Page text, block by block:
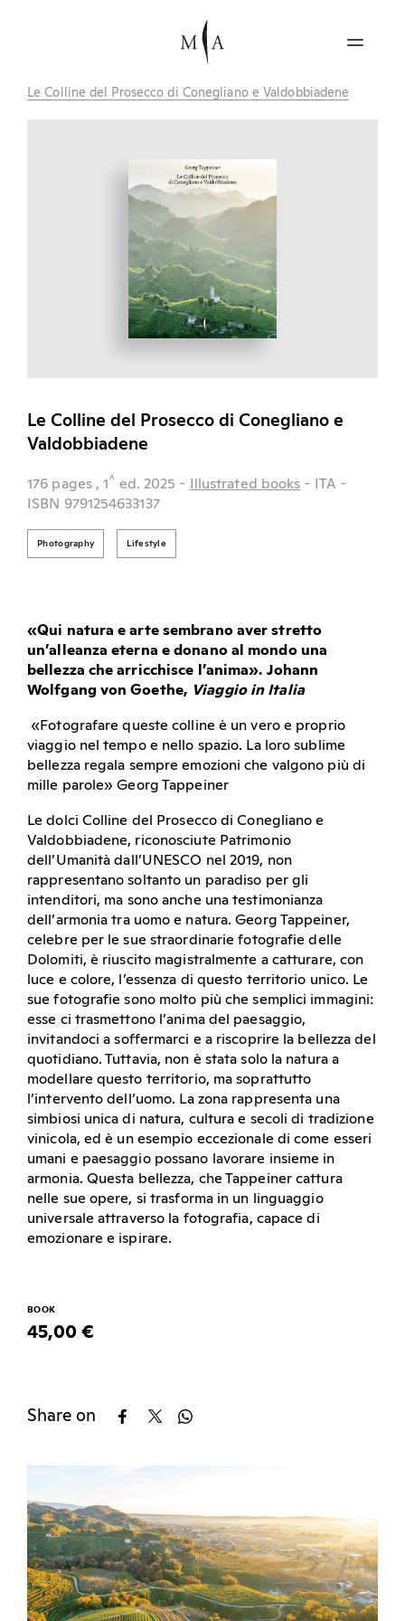
Le Colline del Prosecco di Conegliano e Valdobbiadene
Le Colline del Prosecco di Conegliano e
Valdobbiadene
176 pages , 1^ ed. 2025 - Illustrated books - ITA -
ISBN 9791254633137
Photography Lifestyle
«Qui natura e arte sembrano aver stretto
un’alleanza eterna e donano al mondo una
bellezza che arricchisce l’anima». Johann
Wolfgang von Goethe, Viaggio in Italia
«Fotografare queste colline è un vero e proprio
viaggio nel tempo e nello spazio. La loro sublime
bellezza regala sempre emozioni che valgono più di
mille parole» Georg Tappeiner
Le dolci Colline del Prosecco di Conegliano e
Valdobbiadene, riconosciute Patrimonio
dell’Umanità dall’UNESCO nel 2019, non
rappresentano soltanto un paradiso per gli
intenditori, ma sono anche una testimonianza
dell’armonia tra uomo e natura. Georg Tappeiner,
celebre per le sue straordinarie fotografie delle
Dolomiti, è riuscito magistralmente a catturare, con
luce e colore, l’essenza di questo territorio unico. Le
sue fotografie sono molto più che semplici immagini:
esse ci trasmettono l’anima del paesaggio,
invitandoci a soffermarci e a riscoprire la bellezza del
quotidiano. Tuttavia, non è stata solo la natura a
modellare questo territorio, ma soprattutto
l’intervento dell’uomo. La zona rappresenta una
simbiosi unica di natura, cultura e secoli di tradizione
vinicola, ed è un esempio eccezionale di come esseri
umani e paesaggio possano lavorare insieme in
armonia. Questa bellezza, che Tappeiner cattura
nelle sue opere, si trasforma in un linguaggio
universale attraverso la fotografia, capace di
emozionare e ispirare.
BOOK
45,00 €
Share on